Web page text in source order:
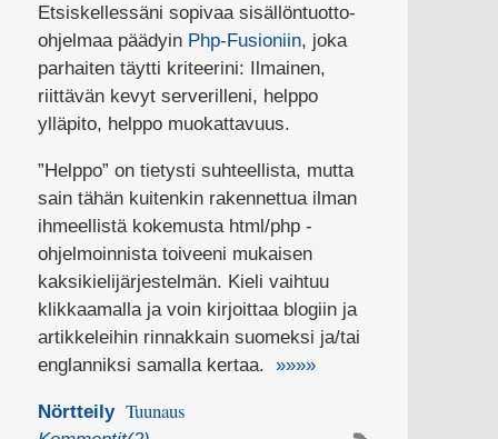
Etsiskellessäni sopivaa sisällöntuotto-
ohjelmaa päädyin Php-Fusioniin, joka
parhaiten täytti kriteerini: Ilmainen,
riittävän kevyt serverilleni, helppo
ylläpito, helppo muokattavuus.
”Helppo” on tietysti suhteellista, mutta
sain tähän kuitenkin rakennettua ilman
ihmeellistä kokemusta html/php -
ohjelmoinnista toiveeni mukaisen
kaksikielijärjestelmän. Kieli vaihtuu
klikkaamalla ja voin kirjoittaa blogiin ja
artikkeleihin rinnakkain suomeksi ja/tai
englanniksi samalla kertaa. »»»»
Nörtteily Tuunaus